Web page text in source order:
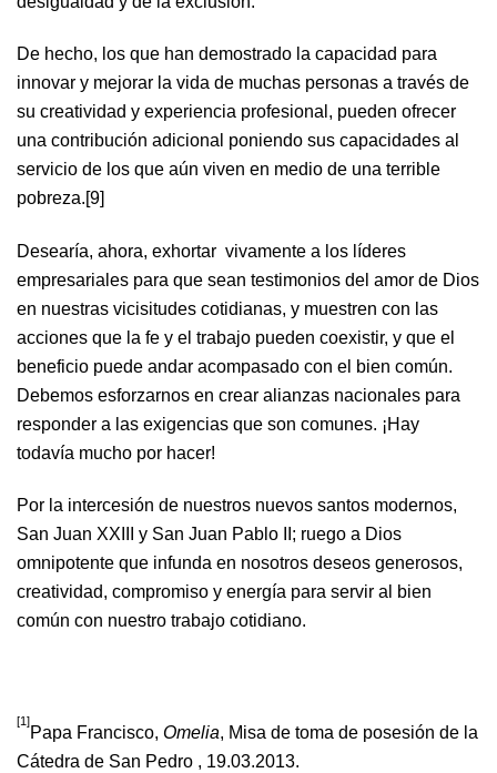
De hecho, los que han demostrado la capacidad para
innovar y mejorar la vida de muchas personas a través de
su creatividad y experiencia profesional, pueden ofrecer
una contribución adicional poniendo sus capacidades al
servicio de los que aún viven en medio de una terrible
pobreza.[9]
Desearía, ahora, exhortar vivamente a los líderes
empresariales para que sean testimonios del amor de Dios
en nuestras vicisitudes cotidianas, y muestren con las
acciones que la fe y el trabajo pueden coexistir, y que el
beneficio puede andar acompasado con el bien común.
Debemos esforzarnos en crear alianzas nacionales para
responder a las exigencias que son comunes. ¡Hay
todavía mucho por hacer!
Por la intercesión de nuestros nuevos santos modernos,
San Juan XXIII y San Juan Pablo II; ruego a Dios
omnipotente que infunda en nosotros deseos generosos,
creatividad, compromiso y energía para servir al bien
común con nuestro trabajo cotidiano.
[1]
Papa Francisco, Omelia, Misa de toma de posesión de la
Cátedra de San Pedro , 19.03.2013.